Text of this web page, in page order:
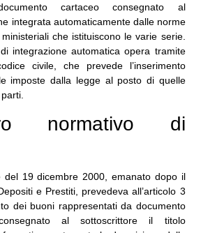
cartaceo consegnato al
integrata automaticamente dalle norme
che istituiscono le varie serie.
integrazione automatica opera tramite
civile, che prevede l’inserimento
imposte dalla legge al posto di quelle
normativo di
del 19 dicembre 2000, emanato dopo il
e Prestiti, prevedeva all’articolo 3
dei buoni rappresentati da documento
al sottoscrittore il titolo